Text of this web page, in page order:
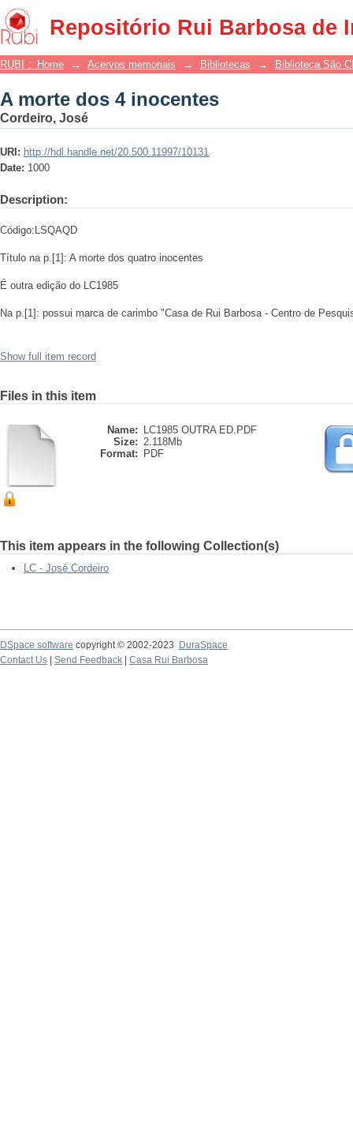
Repositório Rui Barbosa de
A morte dos 4 inocentes
RUBI :: Home → Acervos memoriais → Bibliotecas → Biblioteca São
A morte dos 4 inocentes
Cordeiro, José
URI: http://hdl.handle.net/20.500.11997/10131
Date: 1000
Description:
Código:LSQAQD
Título na p.[1]: A morte dos quatro inocentes
É outra edição do LC1985
Na p.[1]: possui marca de carimbo "Casa de Rui Barbosa - Centro de
Show full item record
Files in this item
Name:
LC1985 OUTRA ED.PDF
Size: 2.118Mb
Format:
PDF
This item appears in the following Collection(s)
LC - José Cordeiro
DSpace software copyright © 2002-2023
DuraSpace
Contact Us
Send Feedback Casa Rui Barbosa